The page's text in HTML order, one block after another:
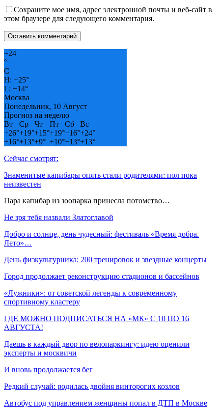
Сохраните мое имя, адрес электронной почты и веб-сайт в
этом браузере для следующего комментария.
+24
°
C
H: +25°
L: +14°
Москва
Понедельник, 10 Август
Прогноз на неделю
Вт
Ср Чт Пт Сб
Вс
+26°+19°+15°+19°+16°+24°
+16°+13°+9° +10°+13°+13°
Сейчас смотрят:
Знаменитые капибары опять стали родителями: пол пока
неизвестен
Пара капибар из зоопарка принесла потомство…
Не зря тебя назвали Златоглавой
Добро и солнце, день чудесный: фестиваль «Время добра.
Лето»…
День физкультурника: 200 тренировок и звездные концерты
Город продолжает реконструкцию стадионов и бассейнов
«Лужники»: от советской легенды к современному
спортивному кластеру
ГДЕ МОЖНО ПОДПИСАТЬСЯ НА «МК» С 10 ПО 16
АВГУСТА!
Даешь в каждый двор по велопаркингу: идею оценили
эксперты и москвичи
И вновь продолжается бег
Редкий случай: родилась двойня винторогих козлов
Автобус под управлением женщины попал в ДТП в Москве